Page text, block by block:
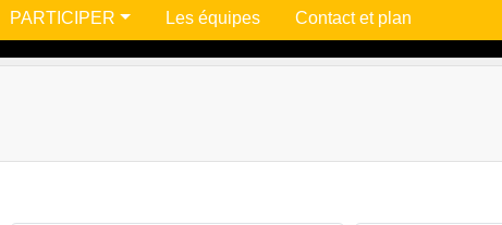
PARTICIPER Les équipes Contact et plan